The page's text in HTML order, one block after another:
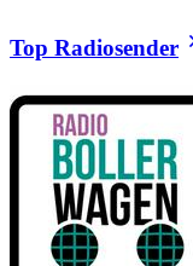
Top Radiosender